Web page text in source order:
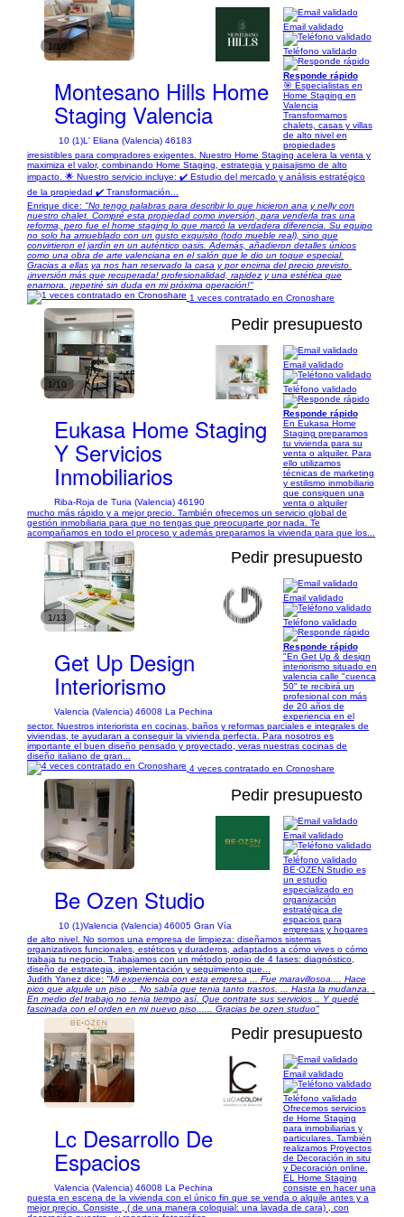
1/10
Montesano Hills Home
Staging Valencia
10 (1)L' Eliana (Valencia) 46183
Email validado
Teléfono validado
Responde rápido
🎯 Especialistas en
Home Staging en
Valencia
Transformamos
chalets, casas y villas
de alto nivel en
propiedades
irresistibles para compradores exigentes. Nuestro Home Staging acelera la venta y
maximiza el valor, combinando Home Staging, estrategia y paisajismo de alto
impacto. 🌟 Nuestro servicio incluye: ✔️ Estudio del mercado y análisis estratégico
de la propiedad ✔️ Transformación...
Enrique dice: "No tengo palabras para describir lo que hicieron ana y nelly con
nuestro chalet. Compré esta propiedad como inversión, para venderla tras una
reforma, pero fue el home staging lo que marcó la verdadera diferencia. Su equipo
no solo ha amueblado con un gusto exquisito (todo mueble real), sino que
convirtieron el jardín en un auténtico oasis. Además, añadieron detalles únicos
como una obra de arte valenciana en el salón que le dio un toque especial.
Gracias a ellas ya nos han reservado la casa y por encima del precio previsto.
¡inversión más que recuperada! profesionalidad, rapidez y una estética que
enamora. ¡repetiré sin duda en mi próxima operación!"
1 veces contratado en Cronoshare
1/10
Pedir presupuesto
Eukasa Home Staging
Y Servicios
Inmobiliarios
Riba-Roja de Turia (Valencia) 46190
Email validado
Teléfono validado
Responde rápido
En Eukasa Home
Staging preparamos
tu vivienda para su
venta o alquiler. Para
ello utilizamos
técnicas de marketing
y estilismo inmobiliario
que consiguen una
venta o alquiler
mucho más rápido y a mejor precio. También ofrecemos un servicio global de
gestión inmobiliaria para que no tengas que preocuparte por nada. Te
acompañamos en todo el proceso y además preparamos la vivienda para que los...
1/13
Pedir presupuesto
Get Up Design
Interiorismo
Valencia (Valencia) 46008 La Pechina
Email validado
Teléfono validado
Responde rápido
"En Get Up & design
interiorismo situado en
valencia calle "cuenca
50" te recibirá un
profesional con más
de 20 años de
experiencia en el
sector. Nuestros interiorista en cocinas, baños y reformas parciales e integrales de
viviendas, te ayudaran a conseguir la vivienda perfecta. Para nosotros es
importante el buen diseño pensado y proyectado, veras nuestras cocinas de
diseño italiano de gran...
4 veces contratado en Cronoshare
1/6
Pedir presupuesto
Be Ozen Studio
10 (1)Valencia (Valencia) 46005 Gran Vía
Email validado
Teléfono validado
BE·OZEN Studio es
un estudio
especializado en
organización
estratégica de
espacios para
empresas y hogares
de alto nivel. No somos una empresa de limpieza: diseñamos sistemas
organizativos funcionales, estéticos y duraderos, adaptados a cómo vives o cómo
trabaja tu negocio. Trabajamos con un método propio de 4 fases: diagnóstico,
diseño de estrategia, implementación y seguimiento que...
Judith Yanez dice: "Mi experiencia con esta empresa ... Fue maravillosoa.... Hace
pico que alquile un piso ... No sabía que tenia tanto trastos. ... Hasta la mudanza. .
En medio del trabajo no tenia tiempo así. Que contrate sus servicios .. Y quedé
fascinada con el orden en mi nuevo piso...... Gracias be ozen studuo"
1/7
Pedir presupuesto
Lc Desarrollo De
Espacios
Valencia (Valencia) 46008 La Pechina
Email validado
Teléfono validado
Ofrecemos servicios
de Home Staging
para inmobiliarias y
particulares. También
realizamos Proyectos
de Decoración in situ
y Decoración online.
EL Home Staging
consiste en hacer una
puesta en escena de la vivienda con el único fin que se venda o alquile antes y a
mejor precio. Consiste , ( de una manera coloquial: una lavada de cara) , con